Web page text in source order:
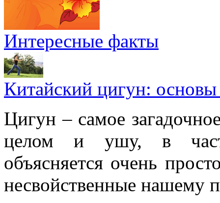
Интересные факты
Китайский цигун:
Цигун – самое
целом и ушу, в
объясняется очень
несвойственные нашему